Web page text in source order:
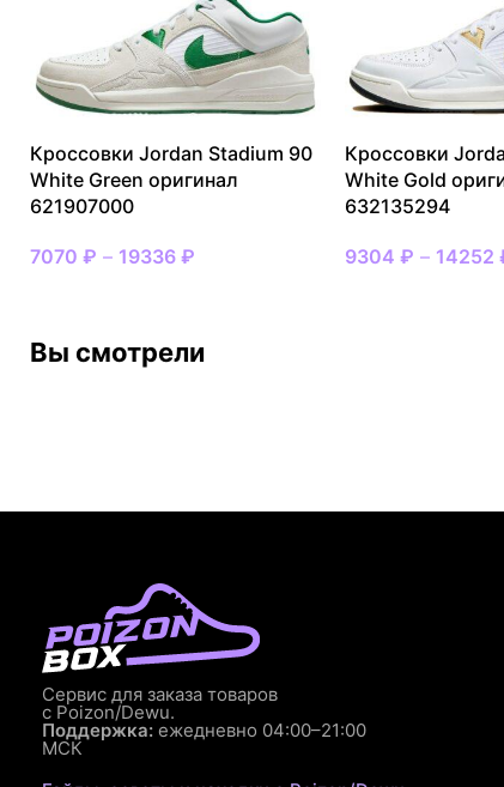
Кроссовки Jordan Stadium 90
White Green оригинал
621907000
7070 ₽ – 19336 ₽
Кроссовки
White Gold
632135294
9304 ₽ – 14252
Вы смотрели
Сервис для заказа товаров
с Poizon/Dewu.
Поддержка: ежедневно 04:00–21:00
МСК